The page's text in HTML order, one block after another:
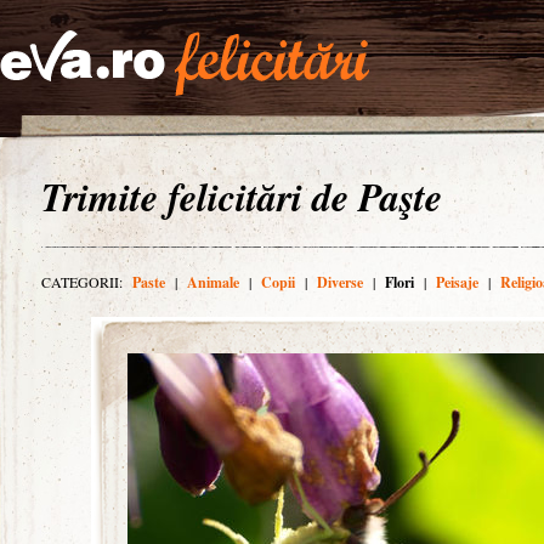
Trimite felicitări de Paşte
CATEGORII: Paste | Animale | Copii | Diverse | Flori | Peisaje |